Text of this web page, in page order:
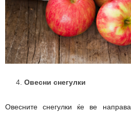
Овесни снегулки
Овесните снегулки ќе ве